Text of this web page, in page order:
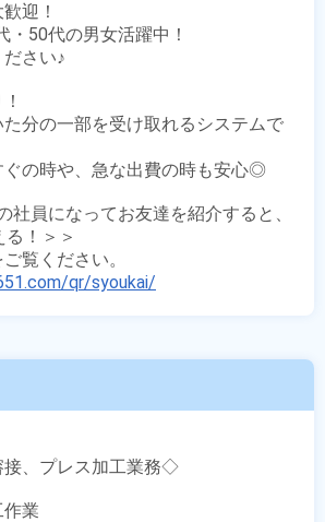
迎！
・50代の男女活躍中！
さい♪
分の一部を受け取れるシステムで
ぐの時や、急な出費の時も安心◎
社員になってお友達を紹介すると、
！＞＞
qr/syoukai/
、プレス加工業務◇
作業